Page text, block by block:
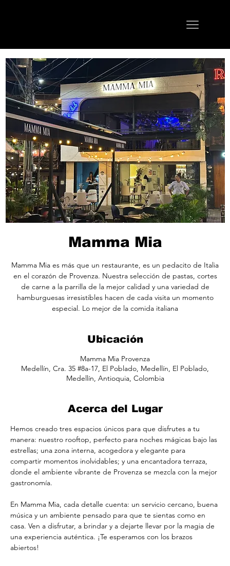
Mamma Mia
Mamma Mia es más que un restaurante, es un pedacito de Italia
en el corazón de Provenza. Nuestra selección de pastas, cortes
de carne a la parrilla de la mejor calidad y una variedad de
hamburguesas irresistibles hacen de cada visita un momento
especial. Lo mejor de la comida italiana
Ubicación
Mamma Mia Provenza
Medellín, Cra. 35 #8a-17, El Poblado, Medellín, El Poblado,
Medellín, Antioquia, Colombia
Acerca del Lugar
Hemos creado tres espacios únicos para que disfrutes a tu
manera: nuestro rooftop, perfecto para noches mágicas bajo las
estrellas; una zona interna, acogedora y elegante para
compartir momentos inolvidables; y una encantadora terraza,
donde el ambiente vibrante de Provenza se mezcla con la mejor
gastronomía.
En Mamma Mia, cada detalle cuenta: un servicio cercano, buena
música y un ambiente pensado para que te sientas como en
casa. Ven a disfrutar, a brindar y a dejarte llevar por la magia de
una experiencia auténtica. ¡Te esperamos con los brazos
abiertos!